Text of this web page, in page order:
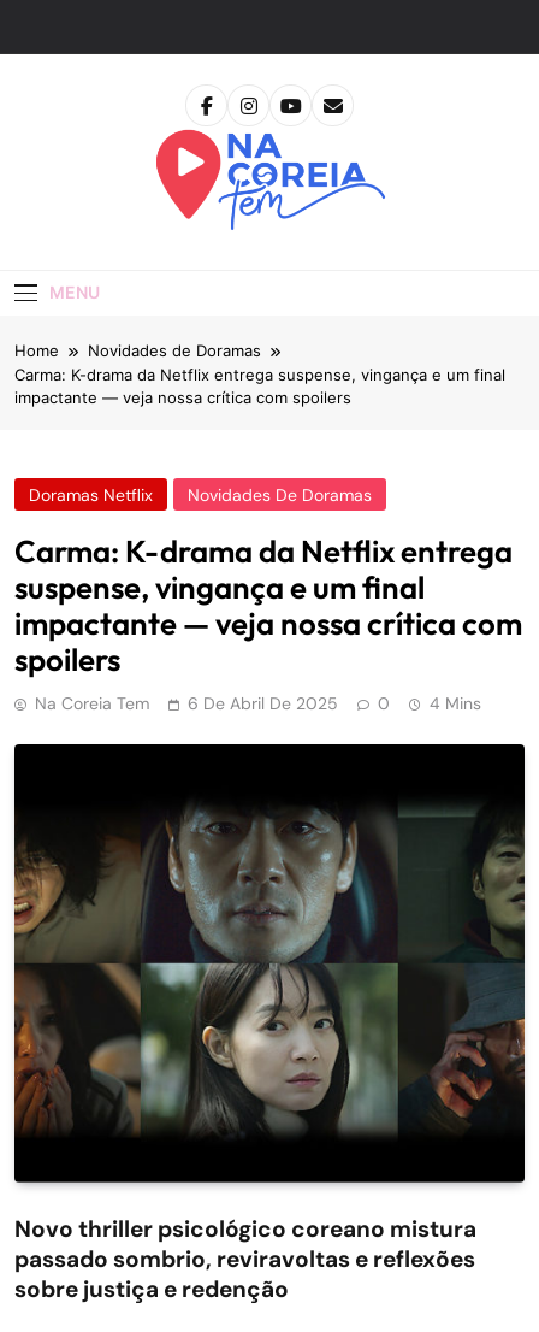
MENU
Home
Novidades de Doramas
Carma: K-drama da Netflix entrega suspense, vingança e um final
impactante — veja nossa crítica com spoilers
Doramas Netflix Novidades De Doramas
Carma: K-drama da Netflix entrega
suspense, vingança e um final
impactante — veja nossa crítica com
spoilers
Na Coreia Tem 6 De Abril De 2025 0 4 Mins
Novo thriller psicológico coreano mistura
passado sombrio, reviravoltas e reflexões
sobre justiça e redenção